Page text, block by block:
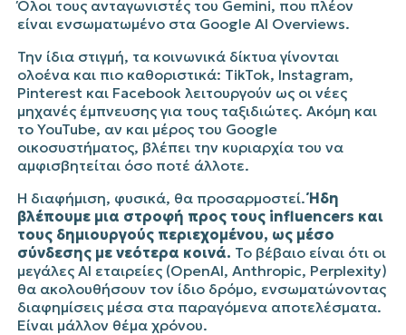
Όλοι τους ανταγωνιστές του Gemini, που πλέον
είναι ενσωματωμένο στα GoogleAI Overviews.
Την ίδια στιγμή, τα κοινωνικά δίκτυα γίνονται
ολοένα και πιο καθοριστικά: TikTok, Instagram,
Pinterestκαι Facebook λειτουργούν ως οι νέες
μηχανές έμπνευσης για τους ταξιδιώτες. Ακόμη και
το YouTube, αν και μέρος του Google
οικοσυστήματος, βλέπει την κυριαρχία του να
αμφισβητείται όσο ποτέ άλλοτε.
Η διαφήμιση, φυσικά, θα προσαρμοστεί.Ήδη
βλέπουμε μια στροφή προς τους influencers και
τους δημιουργούς περιεχομένου, ως μέσο
σύνδεσης με νεότερα κοινά. Το βέβαιο είναι ότι οι
μεγάλες AI εταιρείες (OpenAI, Anthropic, Perplexity)
θα ακολουθήσουν τον ίδιο δρόμο, ενσωματώνοντας
διαφημίσεις μέσα στα παραγόμενα αποτελέσματα.
Είναι μάλλον θέμα χρόνου.